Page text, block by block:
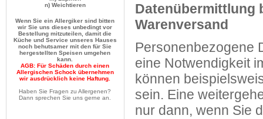
Datenübermittlung
Warenversand
Personenbezogene
eine Notwendigkeit
können
sein. Eine
nur dann, wenn Sie
n) Weichtieren
Wenn Sie ein Allergiker sind bitten
wir Sie uns dieses unbedingt vor
Bestellung mitzuteilen, damit die
Küche und Service unseres Hauses
noch behutsamer mit den für Sie
hergestellten Speisen umgehen
kann.
AGB: Für Schäden durch einen
Allergischen Schock übernehmen
wir ausdrücklich keine Haftung.
Haben Sie Fragen zu Allergenen?
Dann sprechen Sie uns gerne an.